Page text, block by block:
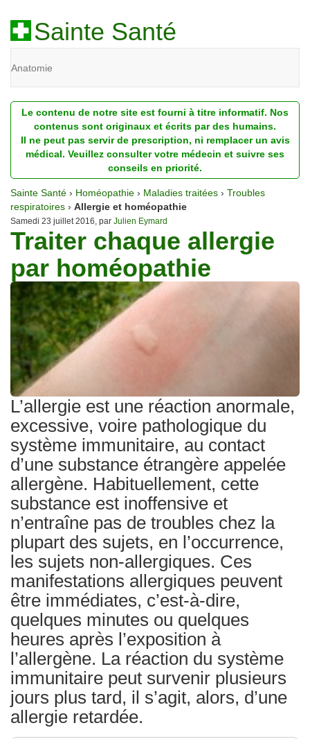
Sainte Santé
Anatomie
Diagnostic
Dossiers
Homéopathie
Nutrition
Pathologie
Psychologie
Recherches
Traitements
Le contenu de notre site est fourni à titre informatif. Nos
contenus sont originaux et écrits par des humains.
Il ne peut pas servir de prescription, ni remplacer un avis
médical. Veuillez consulter votre médecin et suivre ses
conseils en priorité.
Sainte Santé › Homéopathie › Maladies traitées › Troubles
respiratoires › Allergie et homéopathie
Samedi 23 juillet 2016, par Julien Eymard
Traiter chaque allergie
par homéopathie
L’allergie est une réaction anormale,
excessive, voire pathologique du
système immunitaire, au contact
d’une substance étrangère appelée
allergène. Habituellement, cette
substance est inoffensive et
n’entraîne pas de troubles chez la
plupart des sujets, en l’occurrence,
les sujets non-allergiques. Ces
manifestations allergiques peuvent
être immédiates, c’est-à-dire,
quelques minutes ou quelques
heures après l’exposition à
l’allergène. La réaction du système
immunitaire peut survenir plusieurs
jours plus tard, il s’agit, alors, d’une
allergie retardée.